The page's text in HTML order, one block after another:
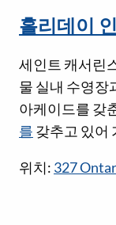
홀리데이
세인트 캐서린
물 실내 수영장
아케이드를 갖
를 갖추고 있어
위치: 327